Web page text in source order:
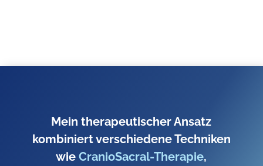
Mein therapeutischer Ansatz
kombiniert verschiedene Techniken
wieCranioSacral-Therapie,